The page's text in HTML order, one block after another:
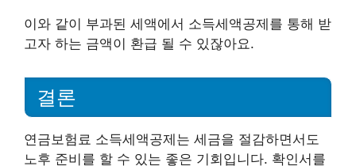
이와 같이 부과된 세액에서 소득세액공제를 통해 받
고자 하는 금액이 환급 될 수 있잖아요.
결론
연금보험료 소득세액공제는 세금을 절감하면서도
노후 준비를 할 수 있는 좋은 기회입니다. 확인서를